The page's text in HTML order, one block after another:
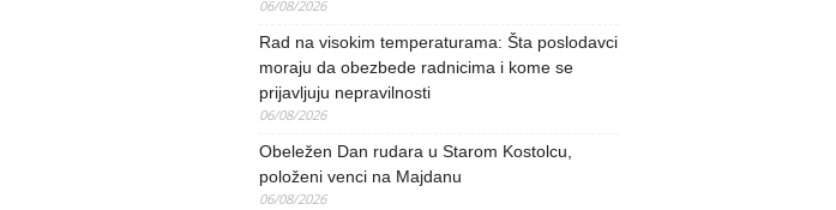
06/08/2026
Rad na visokim temperaturama: Šta poslodavci
moraju da obezbede radnicima i kome se
prijavljuju nepravilnosti
06/08/2026
Obeležen Dan rudara u Starom Kostolcu,
položeni venci na Majdanu
06/08/2026